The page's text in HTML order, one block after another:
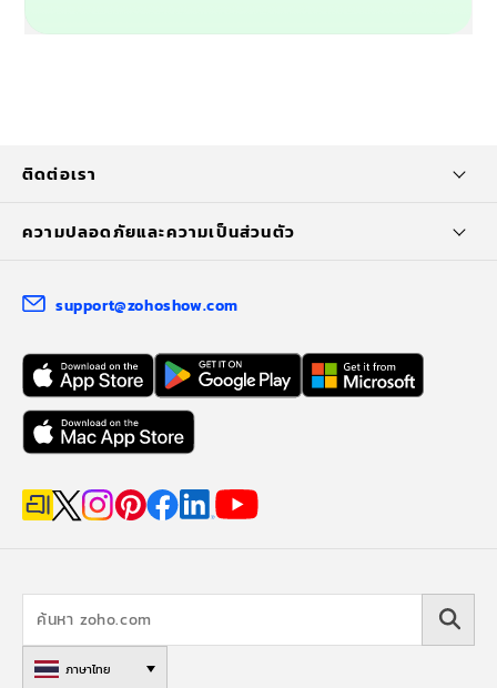
ติดต่อเรา
ความปลอดภัยและความเป็นส่วนตัว
support@zohoshow.com
ภาษาไทย